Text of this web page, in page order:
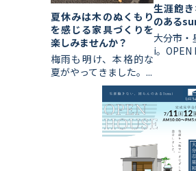
夏休みは木のぬくもり
を感じる家具づくりを
楽しみませんか？
梅雨も明け、本格的な
夏がやってきました。...
生涯飽
のある
大分市・
i。OPEN